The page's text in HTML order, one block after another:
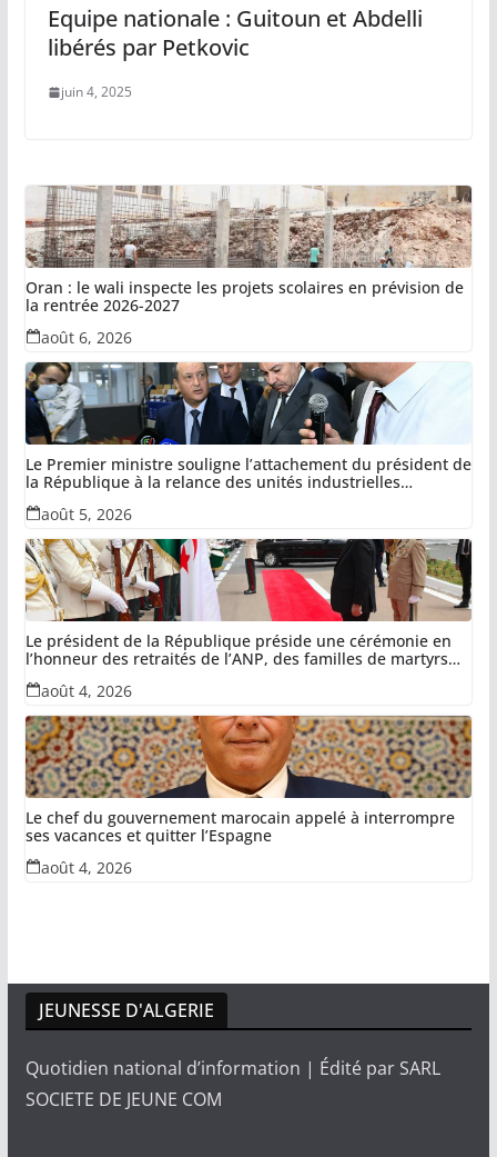
Equipe nationale : Guitoun et Abdelli
libérés par Petkovic
juin 4, 2025
Oran : le wali inspecte les projets scolaires en prévision de
la rentrée 2026-2027
août 6, 2026
Le Premier ministre souligne l’attachement du président de
la République à la relance des unités industrielles
confisquées dans le cadre de la récupération des avoirs
détournés
août 5, 2026
Le président de la République préside une cérémonie en
l’honneur des retraités de l’ANP, des familles de martyrs
du devoir national et des invalides dans le cadre de la lutte
antiterroriste
août 4, 2026
Le chef du gouvernement marocain appelé à interrompre
ses vacances et quitter l’Espagne
août 4, 2026
JEUNESSE D'ALGERIE
Quotidien national d’information | Édité par SARL
SOCIETE DE JEUNE COM